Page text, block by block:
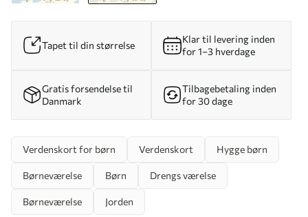
Tapet til din størrelse
Klar til levering inden
for 1–3 hverdage
Gratis forsendelse til
Danmark
Tilbagebetaling inden
for 30 dage
Verdenskort for børn Verdenskort Hygge børn
Børneværelse Børn Drengs værelse
Børneværelse Jorden